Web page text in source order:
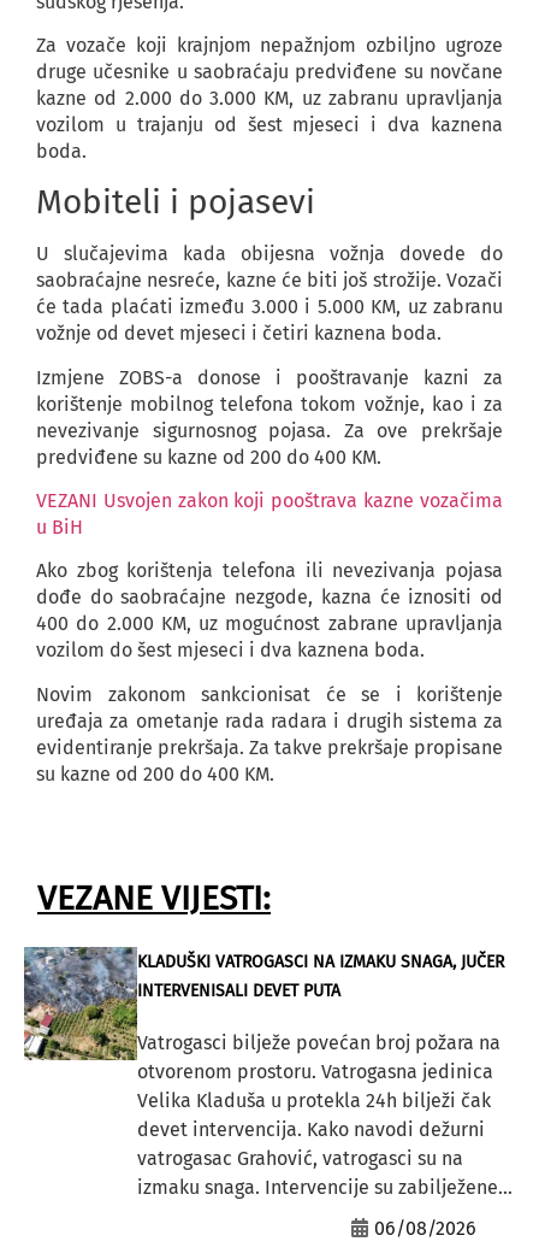
Za vozače koji krajnjom nepažnjom ozbiljno ugroze
druge učesnike u saobraćaju predviđene su novčane
kazne od 2.000 do 3.000 KM, uz zabranu upravljanja
vozilom u trajanju od šest mjeseci i dva kaznena
boda.
Mobiteli i pojasevi
U slučajevima kada obijesna vožnja dovede do
saobraćajne nesreće, kazne će biti još strožije. Vozači
će tada plaćati između 3.000 i 5.000 KM, uz zabranu
vožnje od devet mjeseci i četiri kaznena boda.
Izmjene ZOBS-a donose i pooštravanje kazni za
korištenje mobilnog telefona tokom vožnje, kao i za
nevezivanje sigurnosnog pojasa. Za ove prekršaje
predviđene su kazne od 200 do 400 KM.
VEZANI Usvojen zakon koji pooštrava kazne vozačima
u BiH
Ako zbog korištenja telefona ili nevezivanja pojasa
dođe do saobraćajne nezgode, kazna će iznositi od
400 do 2.000 KM, uz mogućnost zabrane upravljanja
vozilom do šest mjeseci i dva kaznena boda.
Novim zakonom sankcionisat će se i korištenje
uređaja za ometanje rada radara i drugih sistema za
evidentiranje prekršaja. Za takve prekršaje propisane
su kazne od 200 do 400 KM.
VEZANE VIJESTI:
KLADUŠKI VATROGASCI NA IZMAKU SNAGA, JUČER
INTERVENISALI DEVET PUTA
Vatrogasci bilježe povećan broj požara na
otvorenom prostoru. Vatrogasna jedinica
Velika Kladuša u protekla 24h bilježi čak
devet intervencija. Kako navodi dežurni
vatrogasac Grahović, vatrogasci su na
izmaku snaga. Intervencije su zabilježene...
06/08/2026